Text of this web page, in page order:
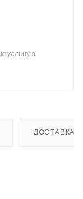
ДОСТАВКА